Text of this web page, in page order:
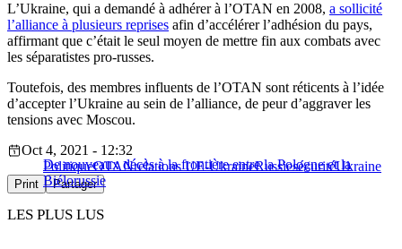
L’Ukraine, qui a demandé à adhérer à l’OTAN en 2008, a sollicité
l’alliance à plusieurs reprises afin d’accélérer l’adhésion du pays,
affirmant que c’était le seul moyen de mettre fin aux combats avec
les séparatistes pro-russes.
Toutefois, des membres influents de l’OTAN sont réticents à l’idée
d’accepter l’Ukraine au sein de l’alliance, de peur d’aggraver les
tensions avec Moscou.
De nouveaux décès à la frontière entre la Pologne et la
Biélorussie
Oct 4, 2021 - 12:32
PolitiqueOTANrelations UE-UkraineRussiesécuritéUkraine
Print Partager
LES PLUS LUS